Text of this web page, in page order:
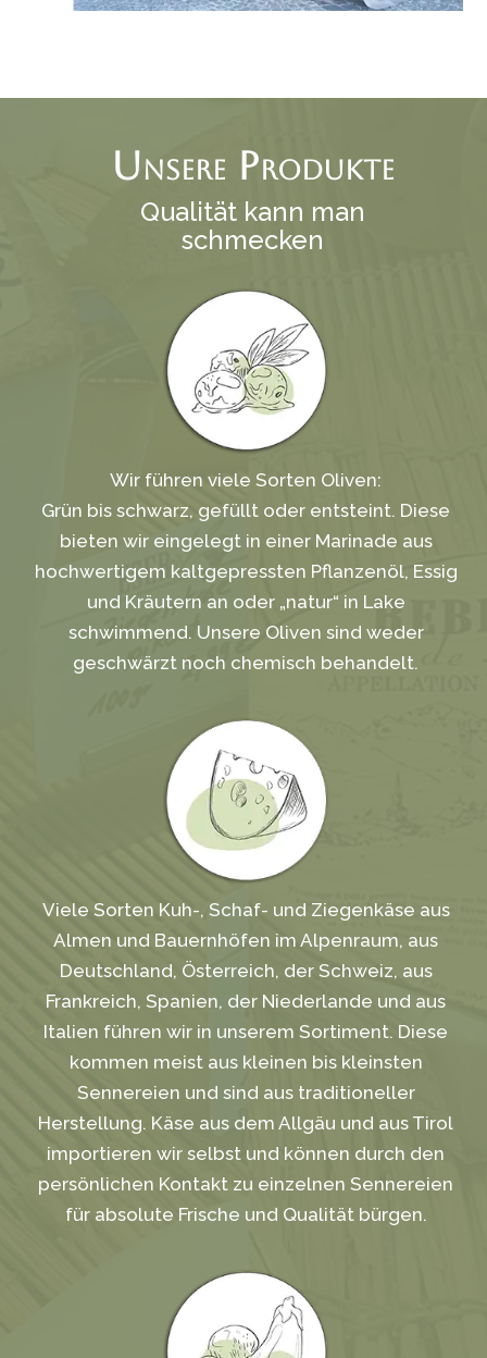
Unsere Produkte
Qualität kann man
schmecken
Wir führen viele Sorten Oliven:
Grün bis schwarz, gefüllt oder entsteint. Diese
bieten wir eingelegt in einer Marinade aus
hochwertigem kaltgepressten Pflanzenöl, Essig
und Kräutern an oder „natur“ in Lake
schwimmend. Unsere Oliven sind weder
geschwärzt noch chemisch behandelt.
Viele Sorten Kuh-, Schaf- und Ziegenkäse aus
Almen und Bauernhöfen im Alpenraum, aus
Deutschland, Österreich, der Schweiz, aus
Frankreich, Spanien, der Niederlande und aus
Italien führen wir in unserem Sortiment. Diese
kommen meist aus kleinen bis kleinsten
Sennereien und sind aus traditioneller
Herstellung. Käse aus dem Allgäu und aus Tirol
importieren wir selbst und können durch den
persönlichen Kontakt zu einzelnen Sennereien
für absolute Frische und Qualität bürgen.